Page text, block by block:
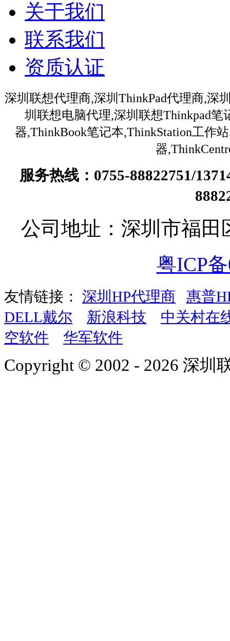
关于我们
联系我们
资质认证
深圳联想代理商,深圳ThinkPad代理商,深
圳联想电脑代理,深圳联想Thinkpad
器,ThinkBook笔记本,ThinkStation工作
器
服务热线：0755-88822751/
公司地址：深圳市福田
粤ICP
友情链接： 深圳HP代理商
惠普
DELL戴尔
新浪科技
中关村在
空软件
华军软件
Copyright © 2002 - 2026 深圳